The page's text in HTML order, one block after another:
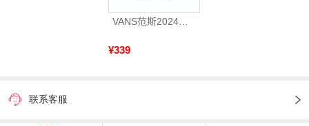
¥339
联系客服